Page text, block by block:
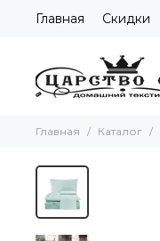
Главная Скидки
Главная Каталог